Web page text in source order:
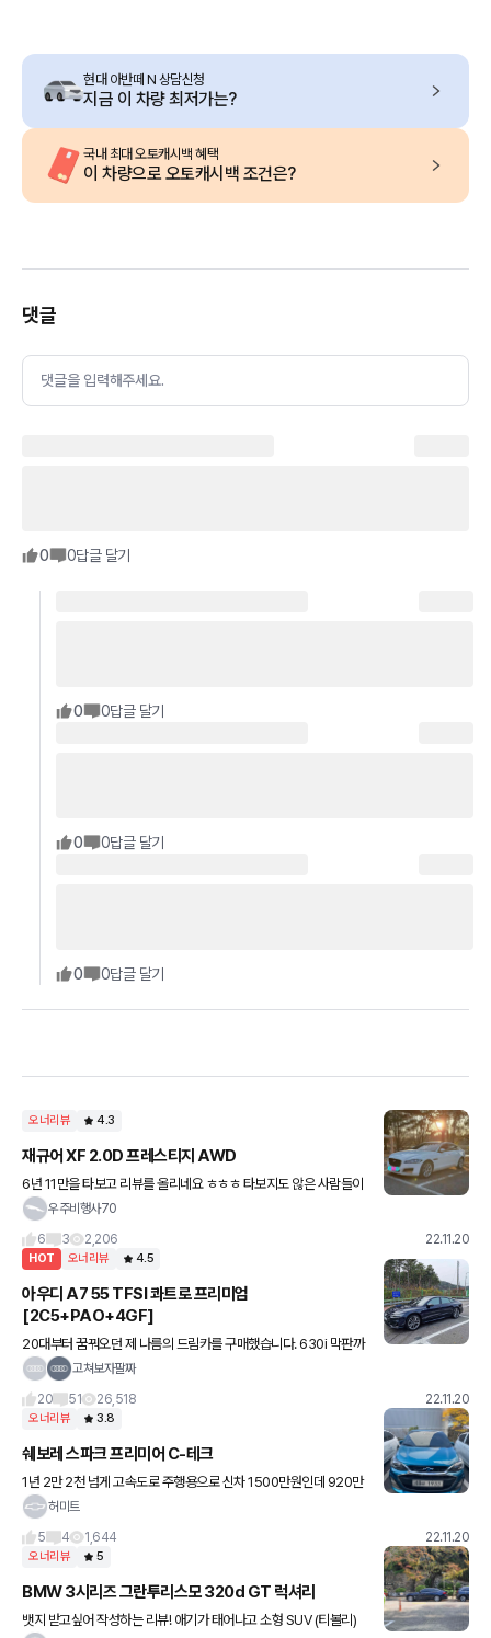
현대 아반떼 N 상담신청
지금 이 차량 최저가는?
국내 최대 오토캐시백 혜택
이 차량으로 오토캐시백 조건은?
댓글
댓글을 입력해주세요.
0 0답글 달기
0 0답글 달기
0 0답글 달기
0 0답글 달기
오너리뷰 4.3
재규어 XF 2.0D 프레스티지 AWD
6년 11만을 타보고 리뷰를 올리네요 ㅎㅎㅎ 타보지도 않은 사람들이
깎아내리는 차! 가끔 타본 사람들도 많이 욕하는 차! 서비스 센터 직원
우주비행사70
6
3 2,206 22.11.20
HOT 오너리뷰 4.5
아우디 A7 55 TFSI 콰트로 프리미엄
[2C5+PAO+4GF]
20대부터 꿈꿔오던 제 나름의 드림카를 구매했습니다. 630i 막판까
지 고민하다 옵션이 너무 빠져서 바로 뒤도 안보고 넘어왔습니다. 현
고쳐보자팔짜
20
51 26,518 22.11.20
오너리뷰 3.8
쉐보레 스파크 프리미어 C-테크
1년 2만 2천 넘게 고속도로 주행용으로 신차 1500만원인데 920만
원에 중고로 작년 4월에 구매하였습니다 톨비/유류비 할인/연비보고
허미트
5
4 1,644 22.11.20
오너리뷰 5
BMW 3시리즈 그란투리스모 320d GT 럭셔리
뱃지 받고싶어 작성하는 리뷰! 애기가 태어나고 소형 SUV (티볼리)